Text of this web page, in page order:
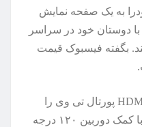
به یک صفحه نمایش
دوستان خود در سراسر
بگفته فیسبوک قیمت
کاربران می توانند بوسیله کابل HDMI پورتال تی وی را
تلویزیون متصل کنند و بعد از آن با کمک دوربین ۱۲۰ درجه